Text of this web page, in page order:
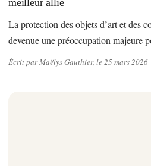
meilleur allié
La protection des objets d’art et des
devenue une préoccupation majeure
Écrit par Maëlys Gauthier, le 25 mars 2026